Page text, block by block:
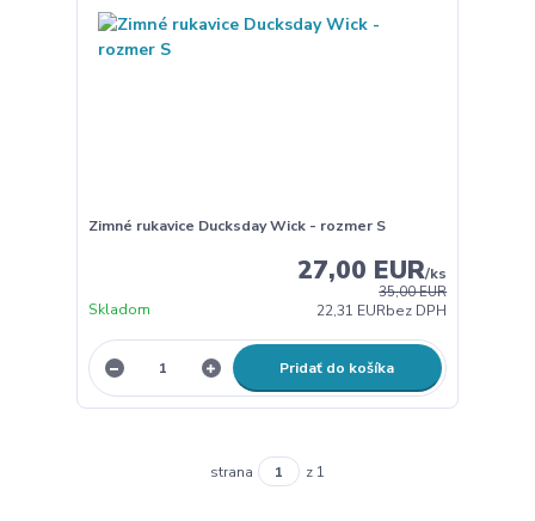
Zimné rukavice Ducksday Wick - rozmer S
35,00 EUR
27,00 EUR/ks
22,31 EURbez DPH
Skladom
Pridať do košíka
strana z 1